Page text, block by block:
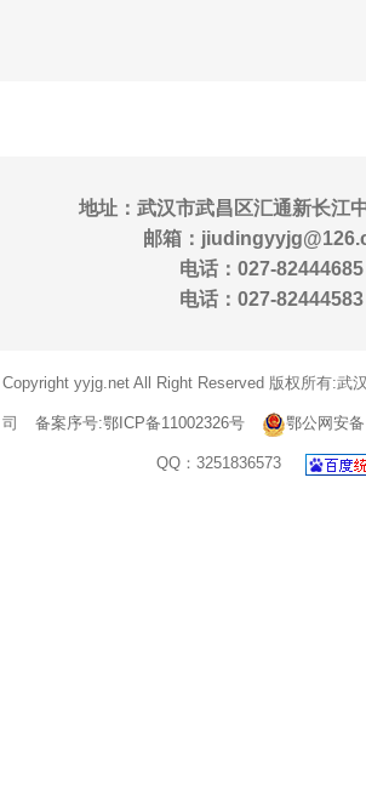
地址：武汉市武昌区汇通新长江
邮箱：
电话：027-82444685
电话：027-82444583
Copyright yyjg.net All Right Reserved 版权所有:武
司 备案序号:鄂ICP备11002326号 鄂公网安
QQ：3251836573